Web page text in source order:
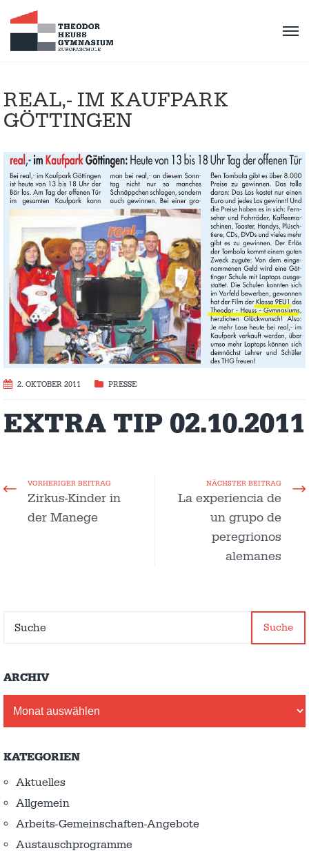
REAL,- IM KAUFPARK
GÖTTINGEN
2. OKTOBER 2011 PRESSE
EXTRA TIP 02.10.2011
VORHERIGER BEITRAG
Zirkus-Kinder in
der Manege
NÄCHSTER BEITRAG
La experiencia de
un grupo de
peregrionos
alemanes
Suche
ARCHIV
KATEGORIEN
Aktuelles
Allgemein
Arbeits-Gemeinschaften-Angebote
Austausch­programme